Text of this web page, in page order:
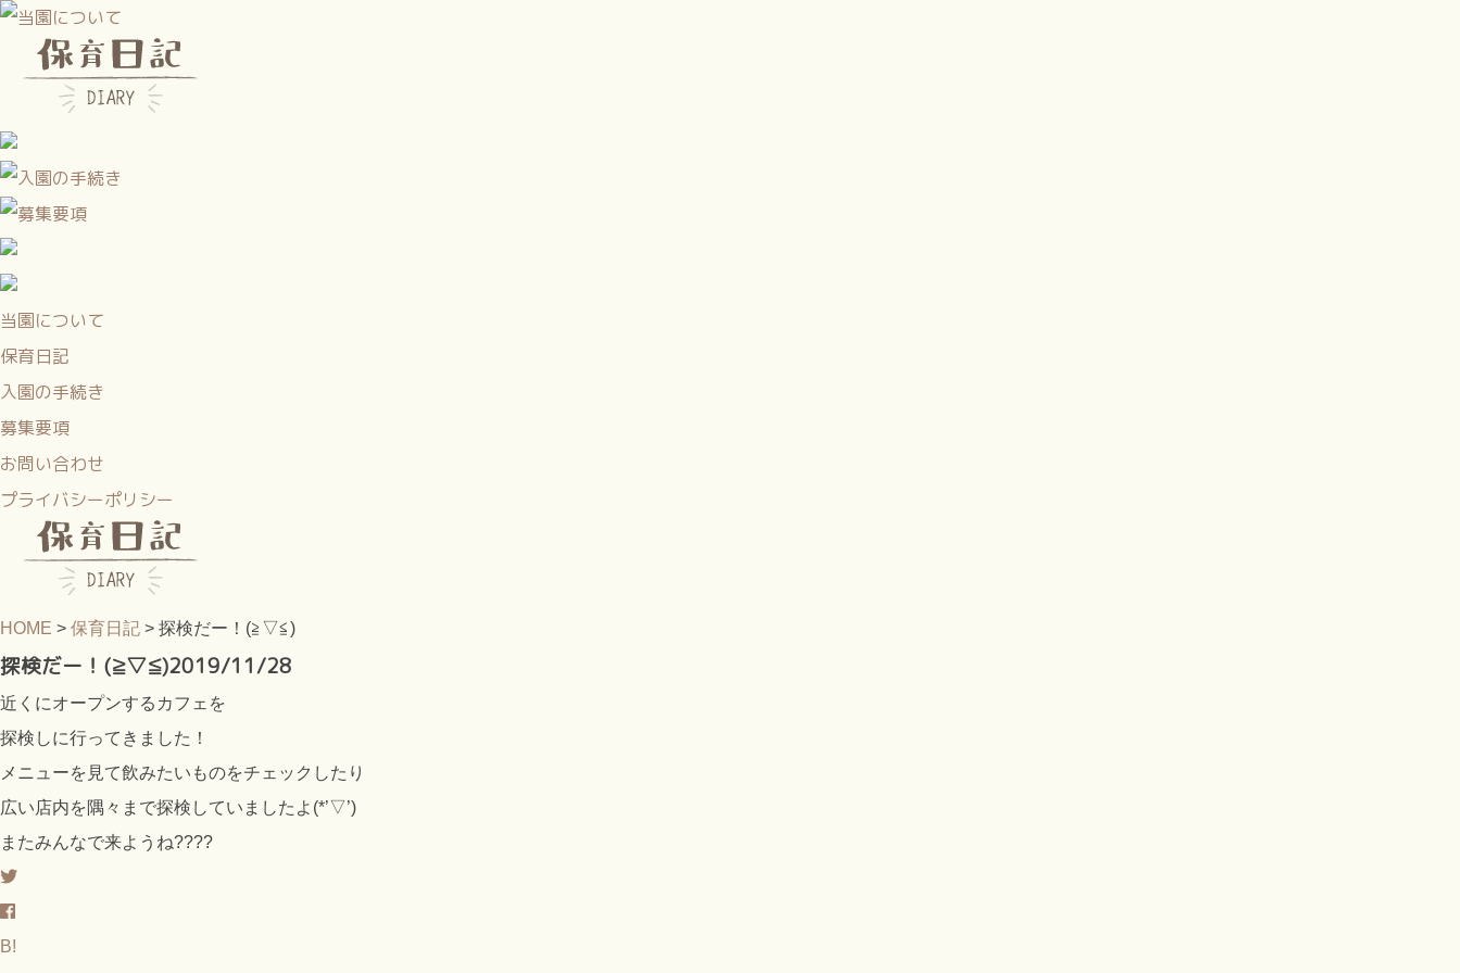
当園について
保育日記
入園の手続き
募集要項
お問い合わせ
プライバシーポリシー
HOME > 保育日記 > 探検だー！(≧▽≦)
探検だー！(≧▽≦)2019/11/28
近くにオープンするカフェを
探検しに行ってきました！
メニューを見て飲みたいものをチェックしたり
広い店内を隅々まで探検していましたよ(*’▽’)
またみんなで来ようね????
B!